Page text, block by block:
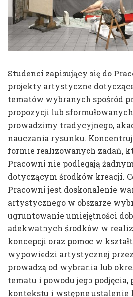
dr hab. prof. ASP
Aleksandra
dr Marlena
dr hab. prof. ASP
Mateusz Otręba
dr Tomasz
Studenci zapisujący się do
projekty artystyczne
tematów wybranych spośród
propozycji lub
prowadzimy tradycyjnego,
nauczania rysunku.
formie realizowanych zadań,
Pracowni nie podlegają
dotyczącym środków kreacji.
Pracowni jest doskonalenie
artystycznego w obszarze
ugruntowanie umiejętności
adekwatnych środków w
koncepcji oraz pomoc w
wypowiedzi artystycznej przez
prowadzą od wybrania lub
tematu i powodu jego podjęcia,
kontekstu i wstępne ustalenie